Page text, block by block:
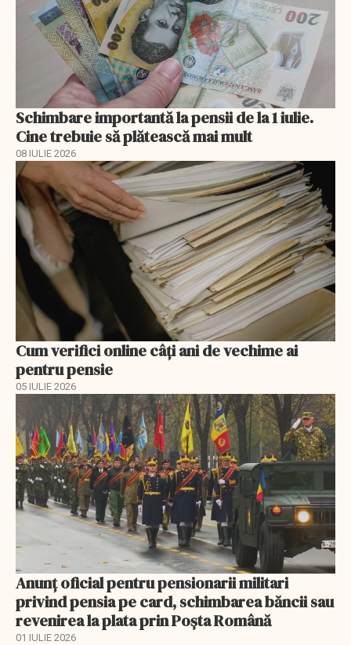
Schimbare importantă la pensii de la 1 iulie.
Cine trebuie să plătească mai mult
08 IULIE 2026
Cum verifici online câți ani de vechime ai
pentru pensie
05 IULIE 2026
Anunţ oficial pentru pensionarii militari
privind pensia pe card, schimbarea băncii sau
revenirea la plata prin Poşta Română
01 IULIE 2026